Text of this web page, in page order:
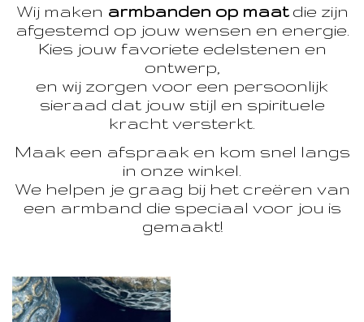
Wij maken armbanden op maatdie zijn
afgestemd op jouw wensen en energie.
Kies jouw favoriete edelstenen en
ontwerp,
en wij zorgen voor een persoonlijk
sieraad dat jouw stijl en spirituele
kracht versterkt.
Maak een afspraak en kom snel langs
in onze winkel.
We helpen je graag bij het creëren van
een armband die speciaal voor jou is
gemaakt!